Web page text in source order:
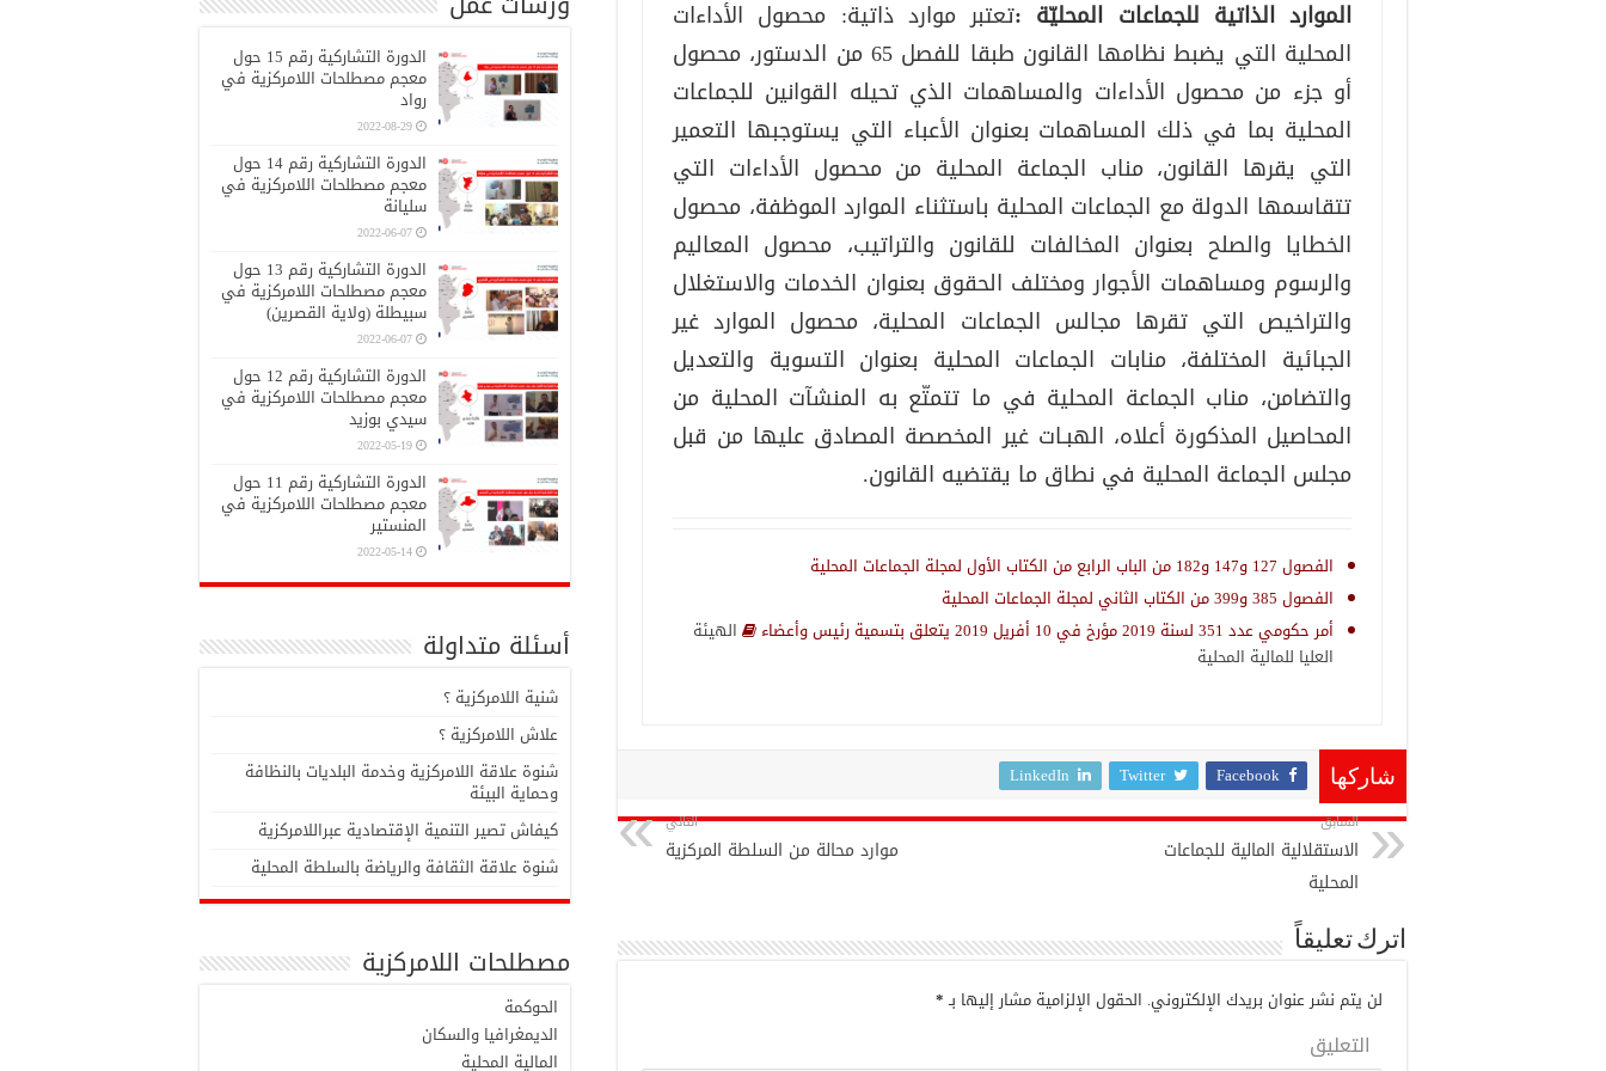
الموارد الذاتية للجماعات المحليّة :تعتبر موارد ذاتية: محصول الأداءات
المحلية التي يضبط نظامها القانون طبقا للفصل 65 من الدستور، محصول
أو جزء من محصول الأداءات والمساهمات الذي تحيله القوانين للجماعات
المحلية بما في ذلك المساهمات بعنوان الأعباء التي يستوجبها التعمير
التي يقرها القانون، مناب الجماعة المحلية من محصول الأداءات التي
تتقاسمها الدولة مع الجماعات المحلية باستثناء الموارد الموظفة، محصول
الخطايا والصلح بعنوان المخالفات للقانون والتراتيب، محصول المعاليم
والرسوم ومساهمات الأجوار ومختلف الحقوق بعنوان الخدمات والاستغلال
والتراخيص التي تقرها مجالس الجماعات المحلية، محصول الموارد غير
الجبائية المختلفة، منابات الجماعات المحلية بعنوان التسوية والتعديل
والتضامن، مناب الجماعة المحلية في ما تتمتّع به المنشآت المحلية من
المحاصيل المذكورة أعلاه، الهبـات غير المخصصة المصادق عليها من قبل
مجلس الجماعة المحلية في نطاق ما يقتضيه القانون.
الفصول 127 و147 و182 من الباب الرابع من الكتاب الأول لمجلة الجماعات المحلية
الفصول 385 و399 من الكتاب الثاني لمجلة الجماعات المحلية
أمر حكومي عدد 351 لسنة 2019 مؤرخ في 10 أفريل 2019 يتعلق بتسمية رئيس وأعضاء
الهيئة
العليا للمالية المحلية
شاركها Facebook
Twitter
LinkedIn
السابق
الاستقلالية المالية للجماعات
المحلية
التالي
موارد محالة من السلطة المركزية
اترك تعليقاً
لن يتم نشر عنوان بريدك الإلكتروني. الحقول الإلزامية مشار إليها بـ*
التعليق
الدورة التشاركية رقم 15 حول
معجم مصطلحات اللامركزية في
رواد
2022-08-29
الدورة التشاركية رقم 14 حول
معجم مصطلحات اللامركزية في
سليانة
2022-06-07
الدورة التشاركية رقم 13 حول
معجم مصطلحات اللامركزية في
سبيطلة (ولاية القصرين)
2022-06-07
الدورة التشاركية رقم 12 حول
معجم مصطلحات اللامركزية في
سيدي بوزيد
2022-05-19
الدورة التشاركية رقم 11 حول
معجم مصطلحات اللامركزية في
المنستير
2022-05-14
أسئلة متداولة
شنية اللامركزية ؟
علاش اللامركزية ؟
شنوة علاقة اللامركزية وخدمة البلديات بالنظافة
وحماية البيئة
كيفاش تصير التنمية الإقتصادية عبراللامركزية
شنوة علاقة الثقافة والرياضة بالسلطة المحلية
مصطلحات اللامركزية
الحوكمة
الديمغرافيا والسكان
المالية المحلية